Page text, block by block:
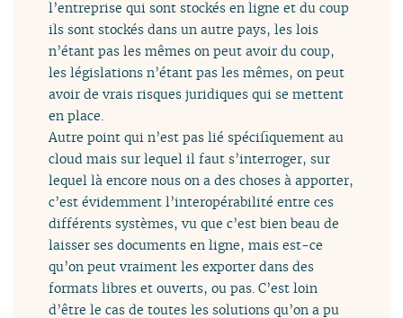
l’entreprise qui sont stockés en ligne et du coup
ils sont stockés dans un autre pays, les lois
n’étant pas les mêmes on peut avoir du coup,
les législations n’étant pas les mêmes, on peut
avoir de vrais risques juridiques qui se mettent
en place.
Autre point qui n’est pas lié spécifiquement au
cloud mais sur lequel il faut s’interroger, sur
lequel là encore nous on a des choses à apporter,
c’est évidemment l’interopérabilité entre ces
différents systèmes, vu que c’est bien beau de
laisser ses documents en ligne, mais est-ce
qu’on peut vraiment les exporter dans des
formats libres et ouverts, ou pas. C’est loin
d’être le cas de toutes les solutions qu’on a pu